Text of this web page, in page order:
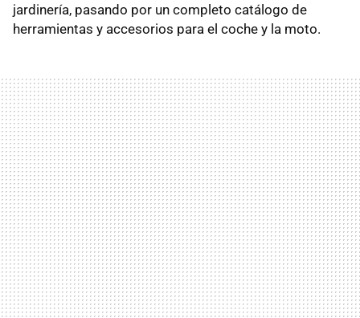
jardinería, pasando por un completo catálogo de
herramientas y accesorios para el coche y la moto.